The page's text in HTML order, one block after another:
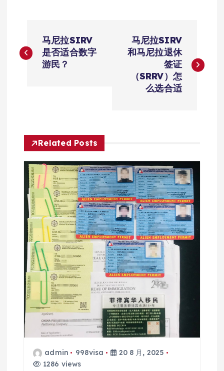
章
马尼拉SIRV
是否适合数字
游民？
马尼拉SIRV
和马尼拉退休
签证
（SRRV）怎
么选合适
Related Posts
admin 998visa
20 8 月, 2025
1286 views